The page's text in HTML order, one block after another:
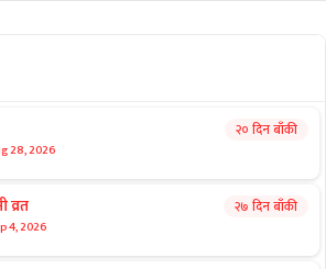
28, 2026
२० दिन बाँकी
व्रत
4, 2026
२७ दिन बाँकी